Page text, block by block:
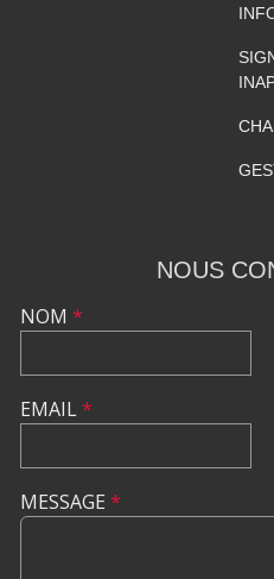
NOUS
NOM *
EMAIL*
MESSAGE *